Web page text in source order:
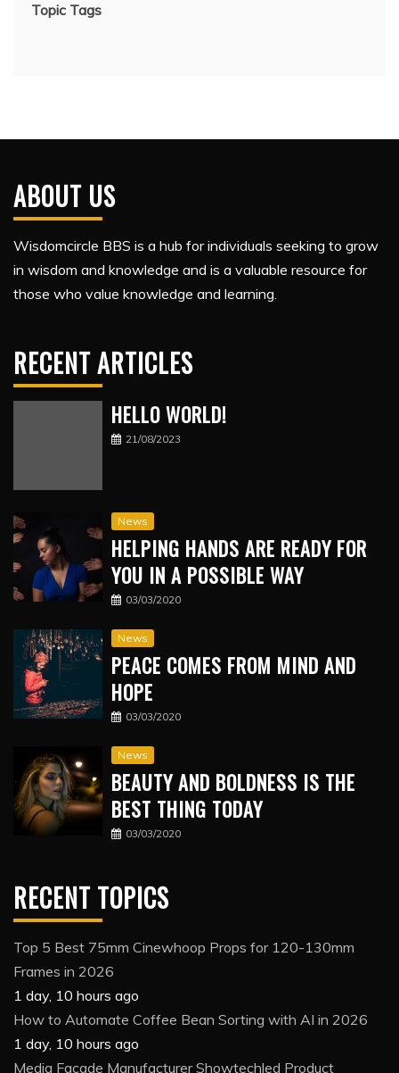
Topic Tags
ABOUT US
Wisdomcircle BBS is a hub for individuals seeking to grow
in wisdom and knowledge and is a valuable resource for
those who value knowledge and learning.
RECENT ARTICLES
HELLO WORLD!
21/08/2023
News
HELPING HANDS ARE READY FOR
YOU IN A POSSIBLE WAY
03/03/2020
News
PEACE COMES FROM MIND AND
HOPE
03/03/2020
News
BEAUTY AND BOLDNESS IS THE
BEST THING TODAY
03/03/2020
RECENT TOPICS
Top 5 Best 75mm Cinewhoop Props for 120-130mm
Frames in 2026
1 day, 10 hours ago
How to Automate Coffee Bean Sorting with AI in 2026
1 day, 10 hours ago
Media Facade Manufacturer Showtechled Product